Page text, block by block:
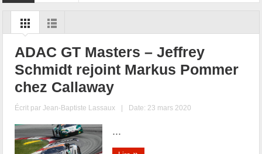
ADAC GT Masters – Jeffrey
Schmidt rejoint Markus Pommer
chez Callaway
Écrit parJean-Baptiste Lassaux | Date: 23 mars 2020
...